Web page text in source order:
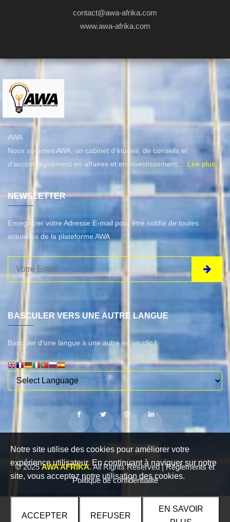
Notre site utilise des cookies pour améliorer votre
expérience utilisateur. En continuant à naviguer sur notre
site, vous acceptez notre utilisation des cookies.
ACCEPTER REFUSER
EN SAVOIR
contact@awa-afrika.com
www.awa-afrika.com
AWA
Nous sommes AWA, un cabinet d’études, de conseils et
d'accompagnement en affaires et en investissement.
...Lire plus
NEWSLETTER
Enregistrer votre Adresse E-mail pour être notifié de toutes
actualités de la plateforme AWA
BASCULER VERS UNE AUTRE LANGUE
Basculer d'une langue à une autre en un clic !
© 2025AWA AFRIKA. All Rights Reserved |Règlements et
Politique de confidentialité